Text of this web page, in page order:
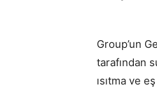
Group’un
tarafından
ısıtma ve